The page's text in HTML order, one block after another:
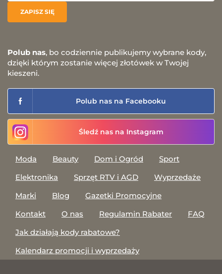
Polub nas, bo codziennie publikujemy wybrane kody,
dzięki którym zostanie więcej złotówek w Twojej
kieszeni.
Polub nas na Facebooku
Śledź nas na Instagram
Moda Beauty Dom i Ogród
Sport
Elektronika
Sprzęt RTV i AGD
Wyprzedaże
Marki
Blog
Gazetki Promocyjne
Kontakt
O nas Regulamin Rabater
FAQ
Jak działają kody rabatowe?
Kalendarz promocji i wyprzedaży